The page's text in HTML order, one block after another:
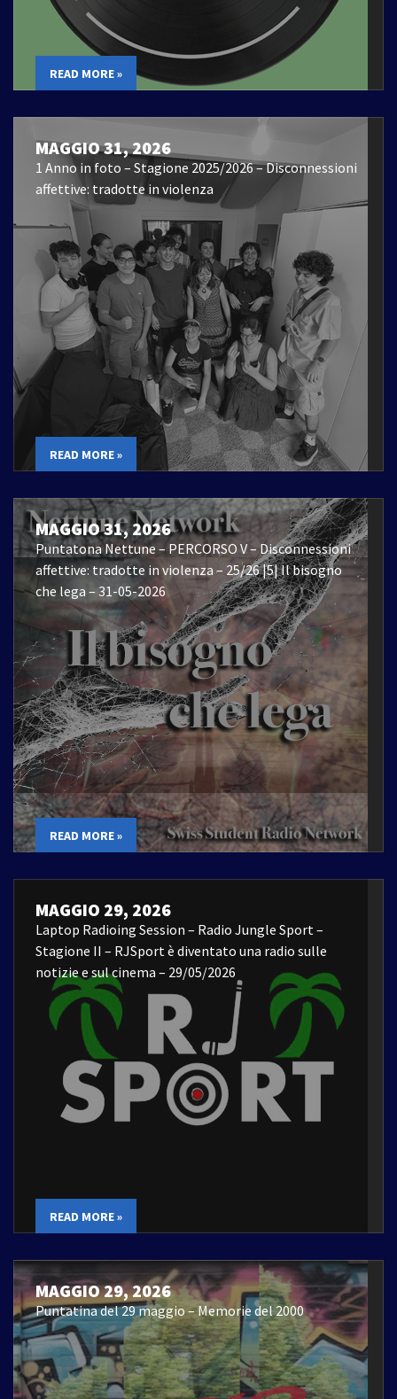
READ MORE »
MAGGIO 31, 2026
1 Anno in foto – Stagione 2025/2026 – Disconnessioni
affettive: tradotte in violenza
READ MORE »
MAGGIO 31, 2026
Puntatona Nettune – PERCORSO V – Disconnessioni
affettive: tradotte in violenza – 25/26 |5| Il bisogno
che lega – 31-05-2026
READ MORE »
MAGGIO 29, 2026
Laptop Radioing Session – Radio Jungle Sport –
Stagione II – RJSport è diventato una radio sulle
notizie e sul cinema – 29/05/2026
READ MORE »
MAGGIO 29, 2026
Puntatina del 29 maggio – Memorie del 2000